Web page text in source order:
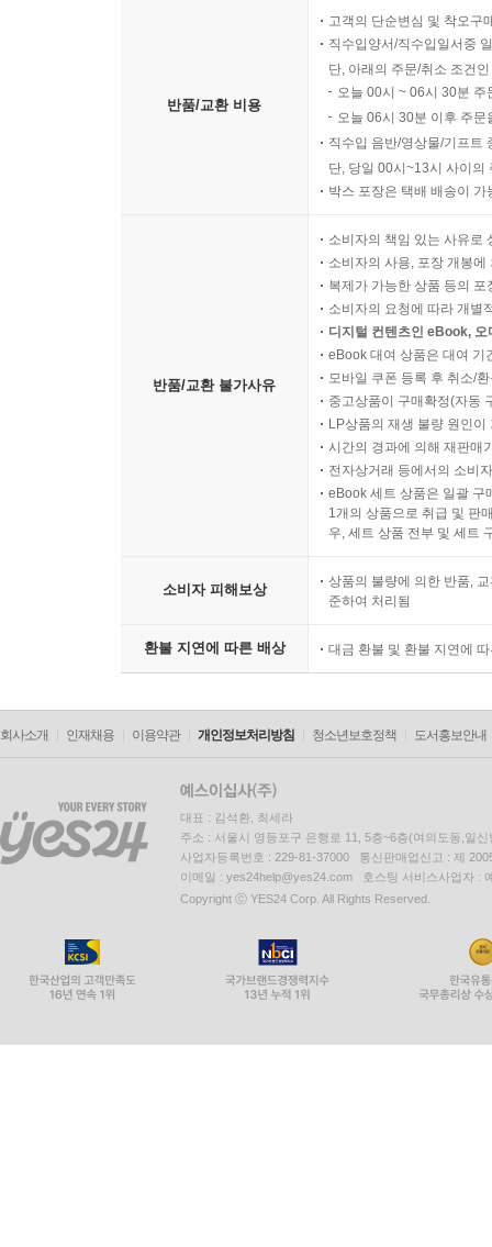
반품/교환 비용
고객의 단순변심 및 착오구
직수입양서/직수입일서중
단, 아래의 주문/취소 조건
오늘 00시 ~ 06시 30분
오늘 06시 30분 이후 주
직수입 음반/영상물/기프트
단, 당일 00시~13시 사이의
박스 포장은 택배 배송이
반품/교환 불가사유
소비자의 책임 있는 사유로
소비자의 사용, 포장 개봉
복제가 가능한 상품 등의
소비자의 요청에 따라 개별
디지털 컨텐츠인 eBook,
eBook 대여 상품은 대여 기
모바일 쿠폰 등록 후 취소/
중고상품이 구매확정(자동
LP상품의 재생 불량 원인
시간의 경과에 의해 재판매
전자상거래 등에서의 소비
eBook 세트 상품은 일괄 구
1개의 상품으로 취급 및 판
우, 세트 상품 전부 및 세트
소비자 피해보상
상품의 불량에 의한 반품,
준하여 처리됨
환불 지연에 따른 배상 대금 환불 및 환불 지연에
회사소개 인재채용 이용약관 개인정보처리방침 청소년보호정책 도서홍보안내
대표 : 김석환, 최세라
주소 : 서울시 영등포구 은행로 11, 5층~6층(여의도동,일신
사업자등록번호 : 229-81-37000 통신판매업신고 : 제
이메일 : yes24help@yes24.com 호스팅 서비스사업자 :
Copyright ⓒ YES24 Corp. All Rights Reserved.